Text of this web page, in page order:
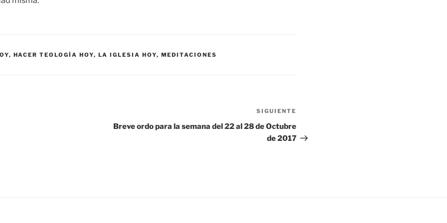
, HACER TEOLOGÍA HOY, LA IGLESIA HOY, MEDITACIONES
entrada
SIGUIENTE
Breve ordo para la semana del 22 al 28 de Octubre
de 2017